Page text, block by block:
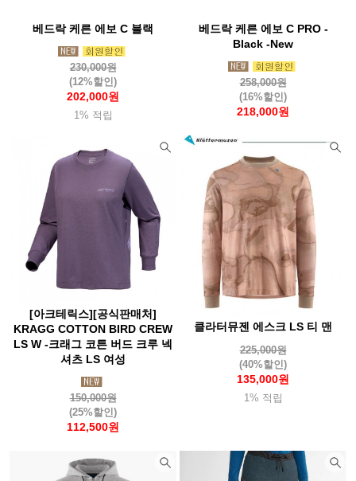
베드락 케른 에보 C 블랙
230,000원
(12%할인)
202,000원
1% 적립
베드락 케른 에보 C PRO -
Black -New
258,000원
(16%할인)
218,000원
[아크테릭스][공식판매처]
KRAGG COTTON BIRD CREW
LS W -크래그 코튼 버드 크루 넥
셔츠 LS 여성
150,000원
(25%할인)
112,500원
클라터뮤젠 에스크 LS 티 맨
225,000원
(40%할인)
135,000원
1% 적립